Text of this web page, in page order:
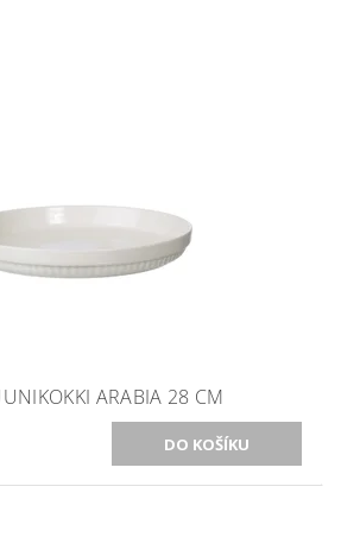
ARABIA 28 CM